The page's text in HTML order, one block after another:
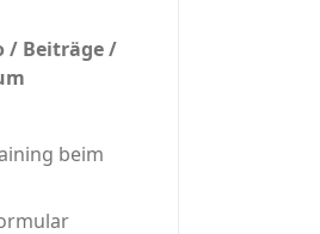
/ Beiträge /
beim